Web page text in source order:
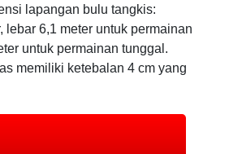
lapangan bulu tangkis:
lebar 6,1 meter untuk permainan
untuk permainan tunggal.
memiliki ketebalan 4 cm yang